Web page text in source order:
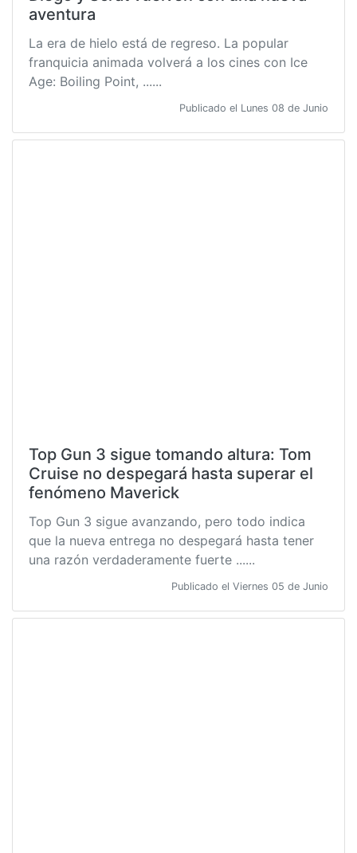
aventura
La era de hielo está de regreso. La popular
franquicia animada volverá a los cines con Ice
Age: Boiling Point, ......
Publicado el Lunes 08 de Junio
Top Gun 3 sigue tomando altura: Tom
Cruise no despegará hasta superar el
fenómeno Maverick
Top Gun 3 sigue avanzando, pero todo indica
que la nueva entrega no despegará hasta tener
una razón verdaderamente fuerte ......
Publicado el Viernes 05 de Junio